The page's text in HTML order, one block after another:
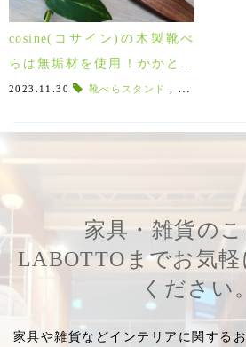
cosine(コサイン)の木製靴べ
らは無垢材を使用！かかとの
当たりや肌触り、滑り具合も
2023.11.30 靴べらスタンド
家具・雑貨の
LABOTTOまでお気軽
ください。
家具や雑貨などインテリアに関する